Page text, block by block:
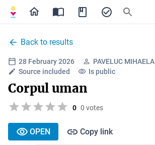
Back to results
28 February 2026
PAVELUC MIHAELA
Source included
Is public
Corpul uman
0 0 votes
OPEN Copy link